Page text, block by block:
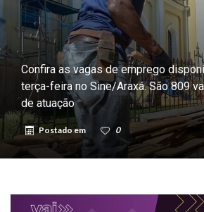
Confira as vagas de emprego
terça-feira no Sine/Araxá. São 809
de atuação
Postado em 0